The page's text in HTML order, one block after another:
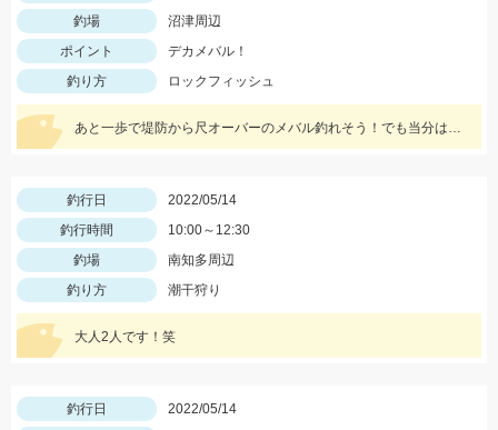
釣場
沼津周辺
ポイント
デカメバル！
釣り方
ロックフィッシュ
あと一歩で堤防から尺オーバーのメバル釣れそう！でも当分は無理そうです。
釣行日
2022/05/14
釣行時間
10:00～12:30
釣場
南知多周辺
釣り方
潮干狩り
大人2人です！笑
釣行日
2022/05/14